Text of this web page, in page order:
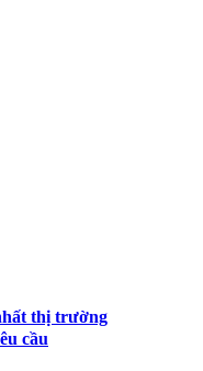
thị trường
cầu